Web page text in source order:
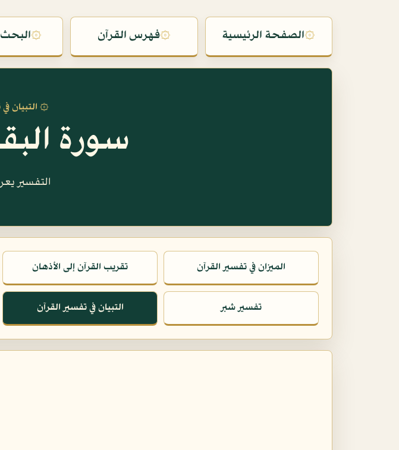
۞الصفحة الرئيسية ۞فهرس القرآن ۞البحث
۞ التبيان
سورة
التفسير
الميزان في تفسير القرآن تقريب القرآن إلى الأذهان
تفسير شبر التبيان في تفسير القرآن